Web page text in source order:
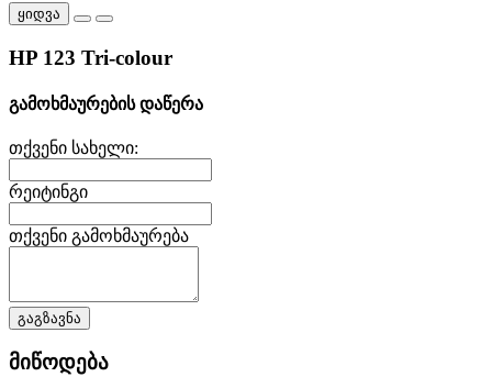
ყიდვა
HP 123 Tri-colour
გამოხმაურების დაწერა
თქვენი სახელი:
რეიტინგი
თქვენი გამოხმაურება
გაგზავნა
მიწოდება